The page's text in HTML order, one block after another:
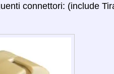
connettori: (include